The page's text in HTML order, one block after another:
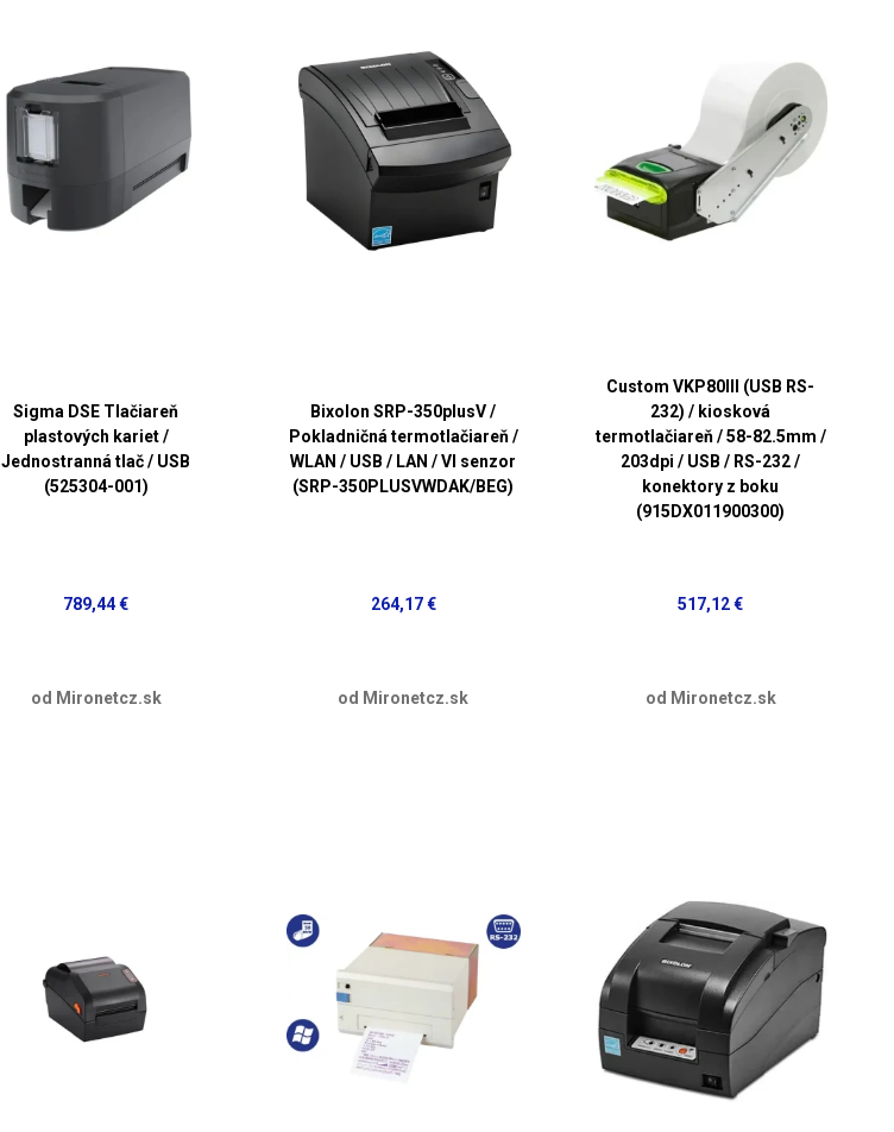
Sigma DSE Tlačiareň
plastových kariet /
Jednostranná tlač / USB
(525304-001)
789,44 €
od Mironetcz.sk
Bixolon SRP-350plusV /
Pokladničná termotlačiareň /
WLAN / USB / LAN / VI senzor
(SRP-350PLUSVWDAK/BEG)
264,17 €
od Mironetcz.sk
Custom VKP80III (USB RS-
232) / kiosková
termotlačiareň / 58-82.5mm /
203dpi / USB / RS-232 /
konektory z boku
(915DX011900300)
517,12 €
od Mironetcz.sk